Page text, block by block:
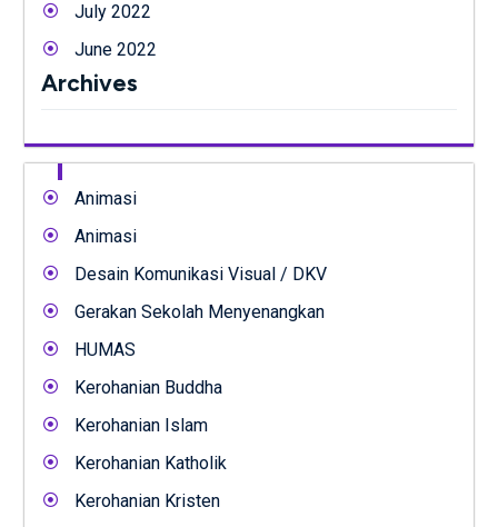
July 2022
June 2022
Archives
Animasi
Animasi
Desain Komunikasi Visual / DKV
Gerakan Sekolah Menyenangkan
HUMAS
Kerohanian Buddha
Kerohanian Islam
Kerohanian Katholik
Kerohanian Kristen